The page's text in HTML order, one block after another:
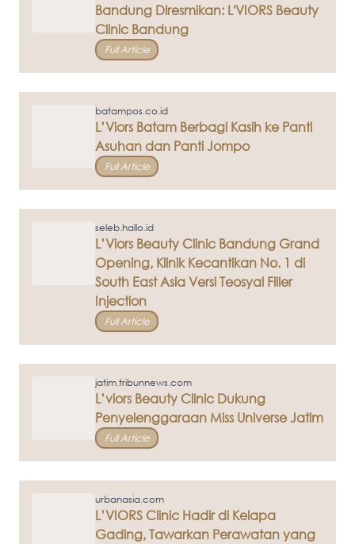
Bandung Diresmikan: L'VIORS Beauty
Clinic Bandung
Full Article
batampos.co.id
L’Viors Batam Berbagi Kasih ke Panti
Asuhan dan Panti Jompo
Full Article
seleb.hallo.id
L’Viors Beauty Clinic Bandung Grand
Opening, Klinik Kecantikan No. 1 di
South East Asia Versi Teosyal Filler
Injection
Full Article
jatim.tribunnews.com
L’viors Beauty Clinic Dukung
Penyelenggaraan Miss Universe Jatim
Full Article
urbanasia.com
L’VIORS Clinic Hadir di Kelapa
Gading, Tawarkan Perawatan yang